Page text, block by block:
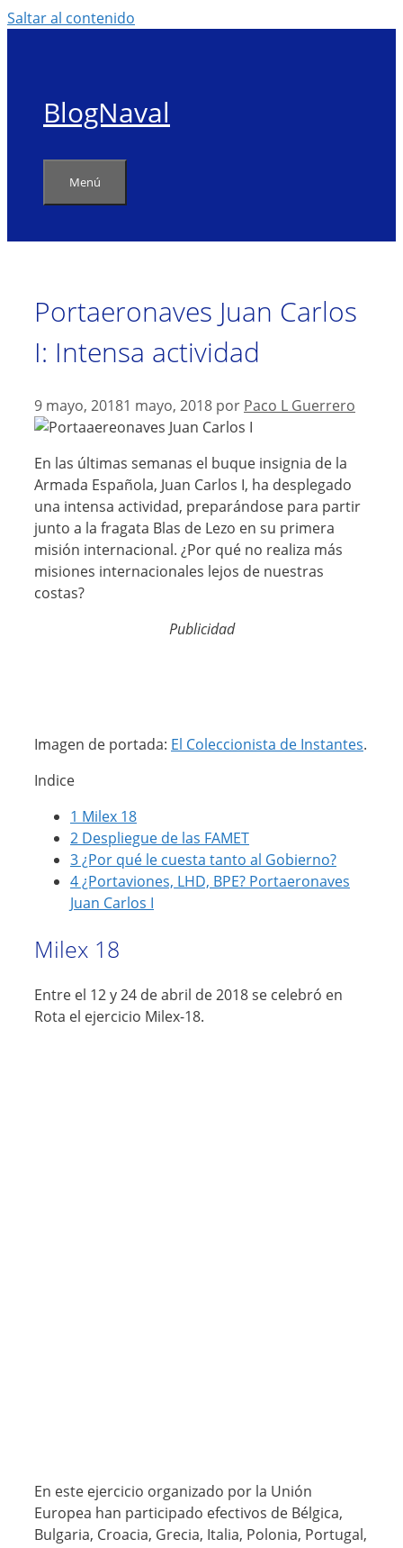
Saltar al contenido
BlogNaval
Menú
Portaeronaves Juan Carlos
I: Intensa actividad
9 mayo, 20181 mayo, 2018 por Paco L Guerrero
En las últimas semanas el buque insignia de la
Armada Española, Juan Carlos I, ha desplegado
una intensa actividad, preparándose para partir
junto a la fragata Blas de Lezo en su primera
misión internacional. ¿Por qué no realiza más
misiones internacionales lejos de nuestras
costas?
Publicidad
Imagen de portada: El Coleccionista de Instantes.
Indice
1 Milex 18
2 Despliegue de las FAMET
3¿Por qué le cuesta tanto al Gobierno?
4¿Portaviones, LHD, BPE? Portaeronaves
Juan Carlos I
Milex 18
Entre el 12 y 24 de abril de 2018 se celebró en
Rota el ejercicio Milex-18.
En este ejercicio organizado por la Unión
Europea han participado efectivos de Bélgica,
Bulgaria, Croacia, Grecia, Italia, Polonia, Portugal,